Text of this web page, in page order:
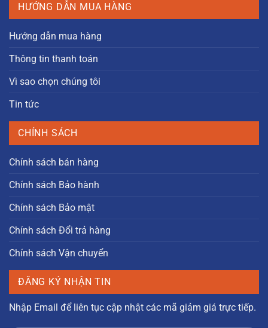
HƯỚNG DẪN MUA HÀNG
Hướng dẫn mua hàng
Thông tin thanh toán
Vì sao chọn chúng tôi
Tin tức
CHÍNH SÁCH
Chính sách bán hàng
Chính sách Bảo hành
Chính sách Bảo mật
Chính sách Đổi trả hàng
Chính sách Vận chuyển
ĐĂNG KÝ NHẬN TIN
Nhập Email để liên tục cập nhật các mã giảm giá trực tiếp.